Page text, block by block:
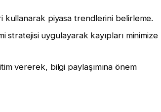
piyasa trendlerini belirleme.
stratejisi uygulayarak kayıpları minimize
vererek, bilgi paylaşımına önem